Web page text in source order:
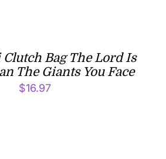
Bag The Lord Is
The Giants You Face
$16.97